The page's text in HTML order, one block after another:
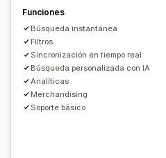
Personalización de muestra
Adaptación a dispositivos
Diseño personalizado
Filtros personalizados Página
Clasificación
Informes y estadísticas
Funciones
Búsqueda instantánea
Filtros
Sincronización en tiempo real
Búsqueda personalizada con IA
Analíticas
Merchandising
Soporte básico